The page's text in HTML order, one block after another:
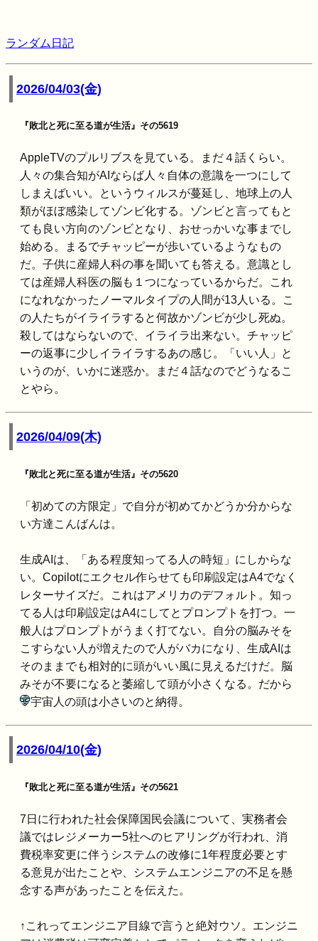
ランダム日記
2026/04/03(金)
『敗北と死に至る道が生活』その5619
AppleTVのプルリブスを見ている。まだ４話くらい。
人々の集合知がAIならば人々自体の意識を一つにして
しまえばいい。というウィルスが蔓延し、地球上の人
類がほぼ感染してゾンビ化する。ゾンビと言ってもと
ても良い方向のゾンビとなり、おせっかいな事までし
始める。まるでチャッピーが歩いているようなもの
だ。子供に産婦人科の事を聞いても答える。意識とし
ては産婦人科医の脳も１つになっているからだ。これ
になれなかったノーマルタイプの人間が13人いる。こ
の人たちがイライラすると何故かゾンビが少し死ぬ。
殺してはならないので、イライラ出来ない。チャッピ
ーの返事に少しイライラするあの感じ。「いい人」と
いうのが、いかに迷惑か。まだ４話なのでどうなるこ
とやら。
2026/04/09(木)
『敗北と死に至る道が生活』その5620
「初めての方限定」で自分が初めてかどうか分からな
い方達こんばんは。
生成AIは、「ある程度知ってる人の時短」にしからな
い。Copilotにエクセル作らせても印刷設定はA4でなく
レターサイズだ。これはアメリカのデフォルト。知っ
てる人は印刷設定はA4にしてとプロンプトを打つ。一
般人はプロンプトがうまく打てない。自分の脳みそを
こすらない人が増えたので人がバカになり、生成AIは
そのままでも相対的に頭がいい風に見えるだけだ。脳
みそが不要になると萎縮して頭が小さくなる。だから
宇宙人の頭は小さいのと納得。
2026/04/10(金)
『敗北と死に至る道が生活』その5621
7日に行われた社会保障国民会議について、実務者会
議ではレジメーカー5社へのヒアリングが行われ、消
費税率変更に伴うシステムの改修に1年程度必要とす
る意見が出たことや、システムエンジニアの不足を懸
念する声があったことを伝えた。
↑これってエンジニア目線で言うと絶対ウソ。エンジニ